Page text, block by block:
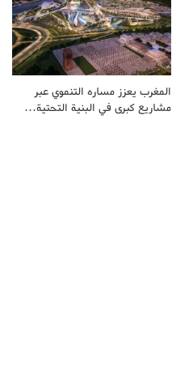
المغرب يعزز مساره التنموي عبر
مشاريع كبرى في البنية التحتية…